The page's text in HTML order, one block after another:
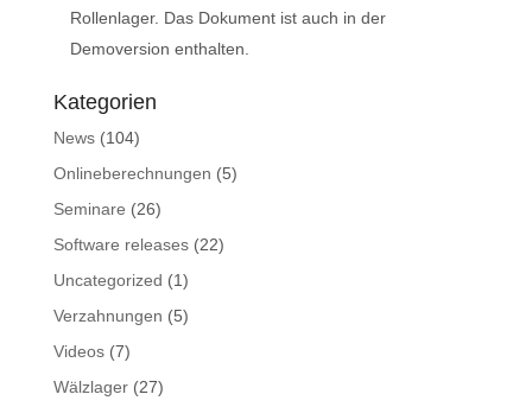
Rollenlager. Das Dokument ist auch in der
Demoversion enthalten.
Kategorien
News(104)
Onlineberechnungen (5)
Seminare (26)
Software releases(22)
Uncategorized (1)
Verzahnungen (5)
Videos(7)
Wälzlager(27)